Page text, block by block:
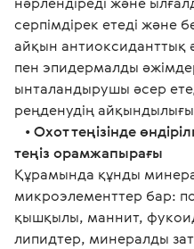
серпімдірек етеді және
айқын антиоксиданттық
пен эпидермалды
ынталандырушы әсер
реңденудің
• Охот теңізінде
теңіз орамжапырағы
Құрамында құнды
микроэлементтер бар:
қышқылы, маннит,
липидтер, минералды